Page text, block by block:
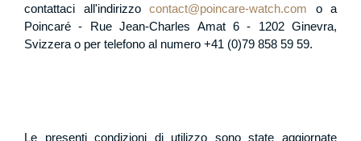
contattaci all'indirizzo contact@poincare-watch.com o a
Poincaré - Rue Jean-Charles Amat 6 - 1202 Ginevra,
Svizzera o per telefono al numero +41 (0)79 858 59 59.
Le presenti condizioni di utilizzo sono state aggiornate